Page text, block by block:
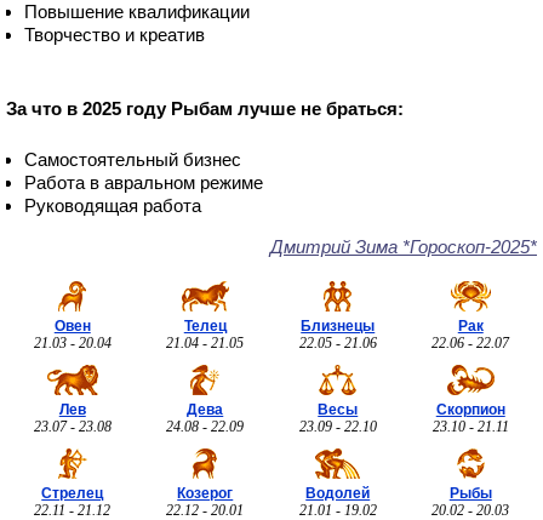
Повышение квалификации
Творчество и креатив
За что в 2025 году Рыбам лучше не браться:
Самостоятельный бизнес
Работа в авральном режиме
Руководящая работа
Дмитрий Зима *Гороскоп-2025*
Овен
21.03 - 20.04
Телец
21.04 - 21.05
Близнецы
22.05 - 21.06
Рак
22.06 - 22.07
Лев
23.07 - 23.08
Дева
24.08 - 22.09
Весы
23.09 - 22.10
Скорпион
23.10 - 21.11
Стрелец
22.11 - 21.12
Козерог
22.12 - 20.01
Водолей
21.01 - 19.02
Рыбы
20.02 - 20.03